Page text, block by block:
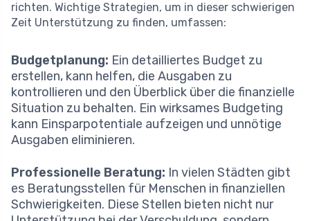
richten. Wichtige Strategien, um in dieser schwierigen
Zeit Unterstützung zu finden, umfassen:
Budgetplanung: Ein detailliertes Budget zu
erstellen, kann helfen, die Ausgaben zu
kontrollieren und den Überblick über die finanzielle
Situation zu behalten. Ein wirksames Budgeting
kann Einsparpotentiale aufzeigen und unnötige
Ausgaben eliminieren.
Professionelle Beratung: In vielen Städten gibt
es Beratungsstellen für Menschen in finanziellen
Schwierigkeiten. Diese Stellen bieten nicht nur